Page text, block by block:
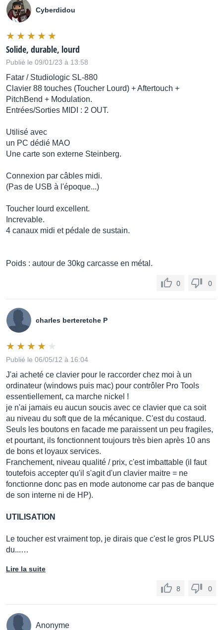
Cyberdidou
Solide, durable, lourd
Publié le 09/01/23 à 13:58
Fatar / Studiologic SL-880
Clavier 88 touches (Toucher Lourd) + Aftertouch +
PitchBend + Modulation.
Entrées/Sorties MIDI : 2 OUT.
Utilisé avec
un PC dédié MAO
Une carte son externe Steinberg.
Connexion par câbles midi.
(Pas de USB à l'époque...)
Toucher lourd excellent.
Increvable.
4 canaux midi et pédale de sustain.
Poids : autour de 30kg carcasse en métal.
0 0
charles berteretche P
Publié le 06/05/12 à 16:04
J'ai acheté ce clavier pour le raccorder chez moi à un
ordinateur (windows puis mac) pour contrôler Pro Tools
essentiellement, ca marche nickel !
je n'ai jamais eu aucun soucis avec ce clavier que ca soit
au niveau du soft que de la mécanique. C'est du costaud.
Seuls les boutons en facade me paraissent un peu fragiles,
et pourtant, ils fonctionnent toujours très bien après 10 ans
de bons et loyaux services.
Franchement, niveau qualité / prix, c'est imbattable (il faut
toutefois accepter qu'il s'agit d'un clavier maitre = ne
fonctionne donc pas en mode autonome car pas de banque
de son interne ni de HP).
UTILISATION
Le toucher est vraiment top, je dirais que c'est le gros PLUS
du...…
Lire la suite
8 0
Anonyme